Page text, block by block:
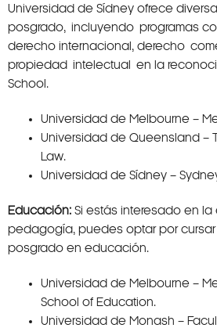
Universidad de Sídney ofrece
posgrado, incluyendo programas
derecho internacional, derecho
propiedad intelectual en la
School.
Universidad de Melbourne –
Universidad de Queensland –
Law.
Universidad de Sídney –
Educación: Si estás interesado en
pedagogía, puedes optar por
posgrado en educación.
Universidad de Melbourne –
School of Education.
Universidad de Monash –